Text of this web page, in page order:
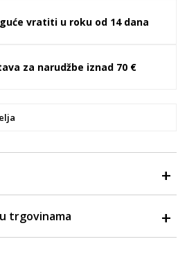
vratiti u roku od 14 dana
za narudžbe iznad 70 €
trgovinama